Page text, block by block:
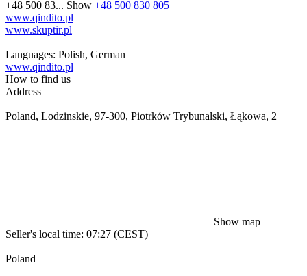
+48 500 83... Show +48 500 830 805
www.qindito.pl
www.skuptir.pl
Languages: Polish, German
www.qindito.pl
How to find us
Address
Poland, Lodzinskie, 97-300, Piotrków Trybunalski, Łąkowa, 2
Show map
Seller's local time: 07:27 (CEST)
Poland